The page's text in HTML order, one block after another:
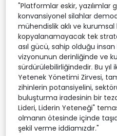
"Platformlar eskir, yazılımlar
konvansiyonel silahlar
mühendislik aklı ve kurumsal
kopyalanamayacak tek
asıl gücü, sahip olduğu
vizyonunun derinliğinde ve
sürdürülebilirliğindedir. Bu yıl
Yetenek Yönetimi Zirvesi,
zihinlerin potansiyelini,
buluşturma iradesinin bir
Lideri, Liderin Yeteneği"
olmanın ötesinde içinde
şekil verme iddiamızdır."